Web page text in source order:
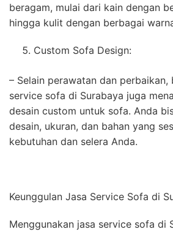
beragam, mulai dari kain dengan
hingga kulit dengan berbagai
Custom Sofa Design:
– Selain perawatan dan perbaikan,
service sofa di Surabaya juga
desain custom untuk sofa. Anda
desain, ukuran, dan bahan yang
kebutuhan dan selera Anda.
Keunggulan Jasa Service Sofa di
Menggunakan jasa service sofa di